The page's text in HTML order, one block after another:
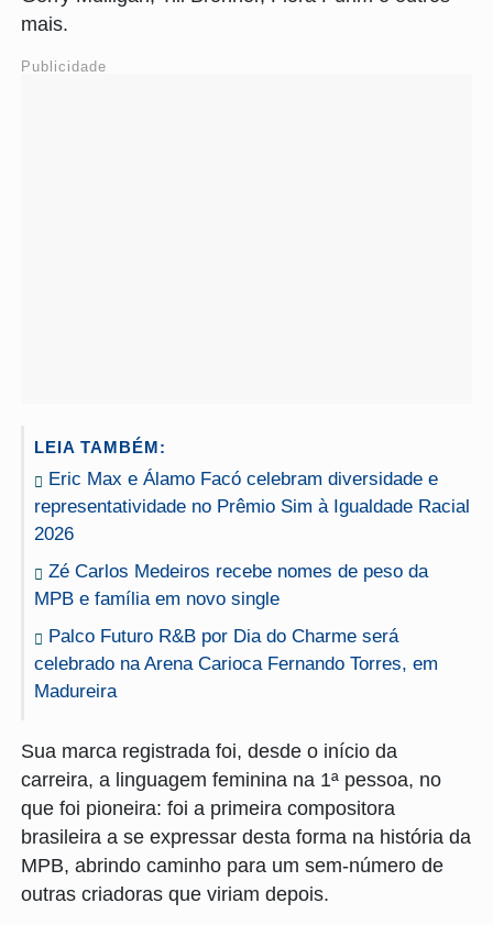
mais.
Publicidade
LEIA TAMBÉM:
Eric Max e Álamo Facó celebram diversidade e
representatividade no Prêmio Sim à Igualdade Racial
2026
Zé Carlos Medeiros recebe nomes de peso da
MPB e família em novo single
Palco Futuro R&B por Dia do Charme será
celebrado na Arena Carioca Fernando Torres, em
Madureira
Sua marca registrada foi, desde o início da
carreira, a linguagem feminina na 1ª pessoa, no
que foi pioneira: foi a primeira compositora
brasileira a se expressar desta forma na história da
MPB, abrindo caminho para um sem-número de
outras criadoras que viriam depois.